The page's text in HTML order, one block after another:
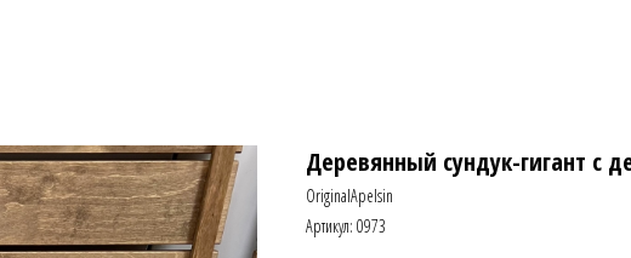
Деревянный сундук-гигант с
OriginalApelsin
Артикул: 0973